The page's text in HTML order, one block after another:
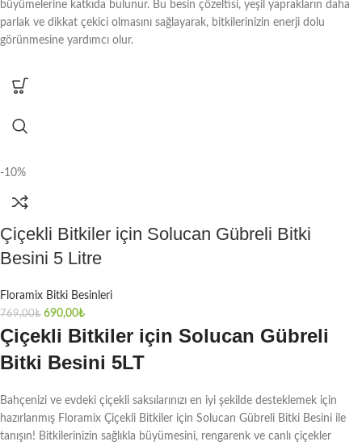
büyümelerine katkıda bulunur. Bu besin çözeltisi, yeşil yaprakların daha
parlak ve dikkat çekici olmasını sağlayarak, bitkilerinizin enerji dolu
görünmesine yardımcı olur.
-10%
Çiçekli Bitkiler için Solucan Gübreli Bitki
Besini 5 Litre
Floramix Bitki Besinleri
769,00₺ 690,00₺
Çiçekli Bitkiler için Solucan Gübreli
Bitki Besini 5LT
Bahçenizi ve evdeki çiçekli saksılarınızı en iyi şekilde desteklemek için
hazırlanmış Floramix Çiçekli Bitkiler için Solucan Gübreli Bitki Besini ile
tanışın! Bitkilerinizin sağlıkla büyümesini, rengarenk ve canlı çiçekler